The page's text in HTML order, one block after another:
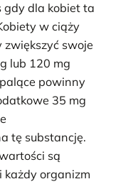
gdy dla kobiet ta
w ciąży
swoje
lub 120 mg
powinny
35 mg
tę substancję.
są
każdy organizm